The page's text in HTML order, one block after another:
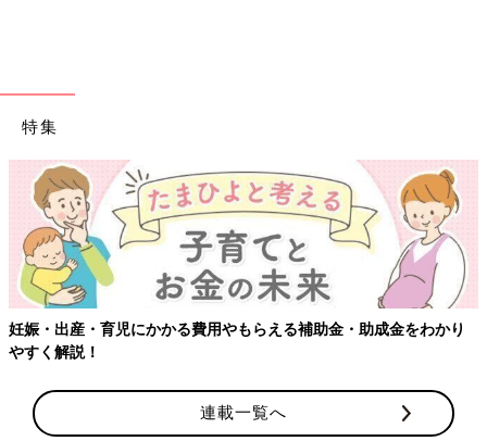
特集
妊娠・出産・育児にかかる費用やもらえる補助金・助成金をわかり
やすく解説！
連載一覧へ